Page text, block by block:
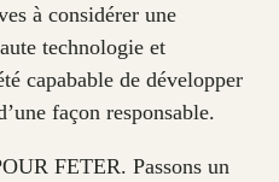
à considérer une
technologie et
capabable de développer
façon responsable.
FETER. Passons un